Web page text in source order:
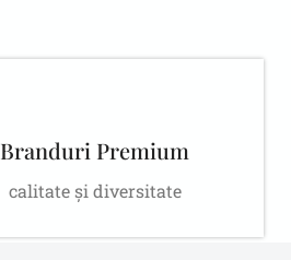
Branduri Premium
calitate și diversitate